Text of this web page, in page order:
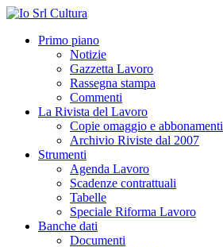
Primo piano
Notizie
Gazzetta Lavoro
Rassegna stampa
Commenti
La Rivista del Lavoro
Copie omaggio e abbonamenti
Archivio Riviste dal 2007
Strumenti
Agenda Lavoro
Scadenze contrattuali
Tabelle
Speciale Riforma Lavoro
Banche dati
Documenti